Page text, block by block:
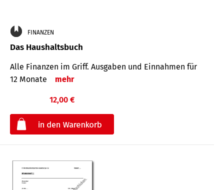
FINANZEN
Das Haushaltsbuch
Alle Finanzen im Griff. Aus­gaben und Ein­nahmen für
12 Monate
mehr
12,00 €